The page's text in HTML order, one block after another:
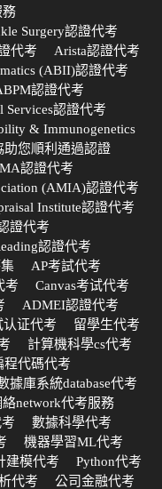
務
Surgery認證代考
代考
Arista認證代考
(ABII)認證代考
認證代考
Services認證代考
& Immunogenetics
您順利通過認證
認證代考
(AMIA)認證代考
Institute認證代考
證代考
認證代考
AP考試代考
考
Canvas考试代考
ADMEI認證代考
认证代考
留學生代考
計算機科學cs代考
程代碼代考
據庫系統database代考
network代考服務
數據科學代考
機器學習ML代考
建模代考
Python代考
代考
公司金融代考